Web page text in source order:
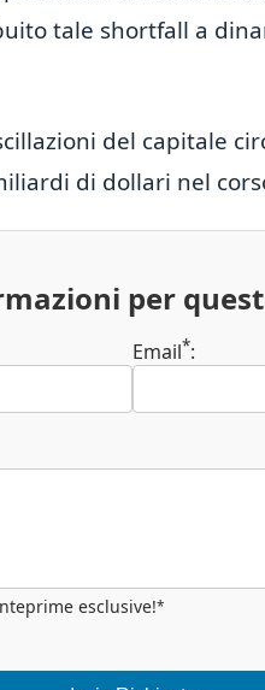
tale shortfall a
del capitale
di dollari nel
per
Email*:
esclusive!*